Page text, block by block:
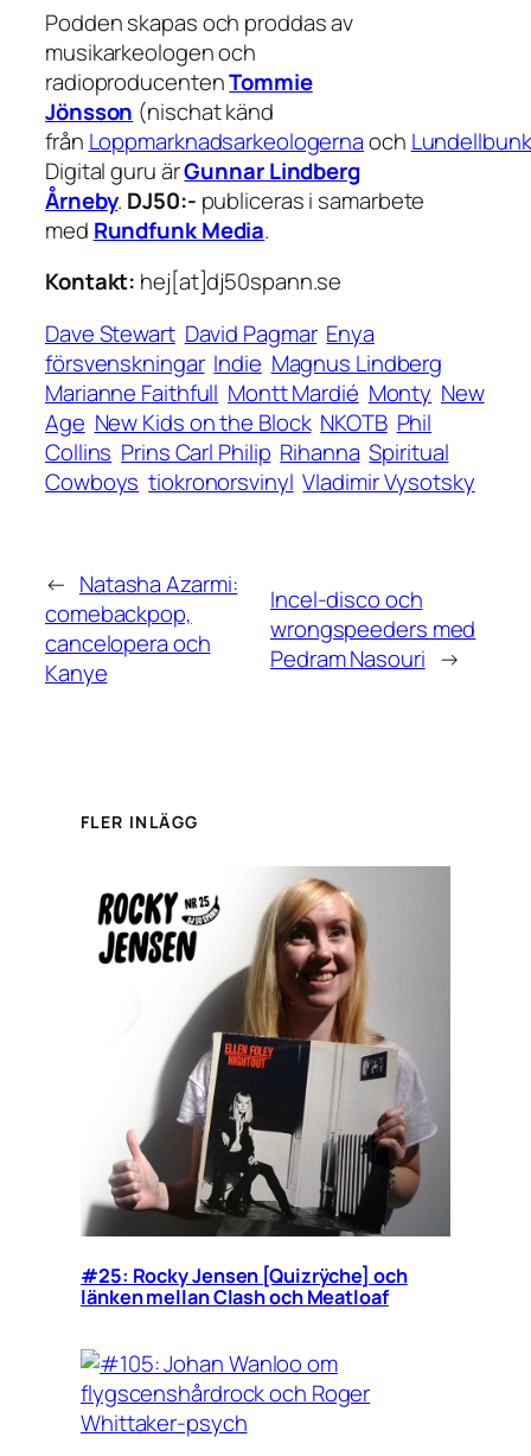
Podden skapas och proddas av
musikarkeologen och
radioproducentenTommie
Jönsson (nischat känd
från Loppmarknadsarkeologernaoch
Digital guru ärGunnar Lindberg
Årneby. DJ50:- publiceras i samarbete
med Rundfunk Media.
Kontakt: hej[at]dj50spann.se
Dave Stewart David Pagmar Enya
försvenskningar Indie Magnus Lindberg
Marianne Faithfull Montt Mardié Monty New
Age New Kids on the Block NKOTB Phil
Collins Prins Carl Philip Rihanna Spiritual
Cowboys tiokronorsvinyl Vladimir Vysotsky
← Natasha Azarmi:
comebackpop,
cancelopera och
Kanye
Incel-disco och
wrongspeeders med
Pedram Nasouri →
FLER INLÄGG
#25: Rocky Jensen [Quizrÿche] och
länken mellan Clash och Meatloaf